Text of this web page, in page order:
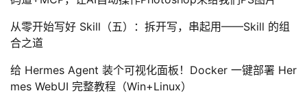
从零开始写好 Skill（五）：拆开写，串起用——Skill 的组
合之道
给 Hermes Agent 装个可视化面板！Docker 一键部署 Her
mes WebUI 完整教程（Win+Linux）